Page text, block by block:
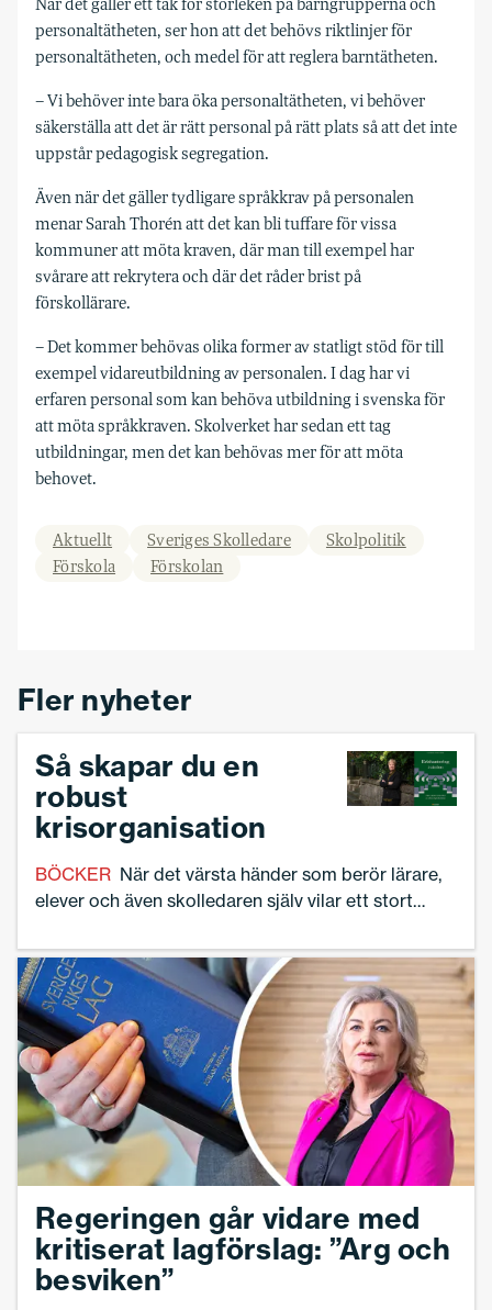
personaltätheten, ser hon att det behövs riktlinjer för
personaltätheten, och medel för att reglera barntätheten.
– Vi behöver inte bara öka personaltätheten, vi behöver
säkerställa att det är rätt personal på rätt plats så att det inte
uppstår pedagogisk segregation.
Även när det gäller tydligare språkkrav på personalen
menar Sarah Thorén att det kan bli tuffare för vissa
kommuner att möta kraven, där man till exempel har
svårare att rekrytera och där det råder brist på
förskollärare.
– Det kommer behövas olika former av statligt stöd för till
exempel vidareutbildning av personalen. I dag har vi
erfaren personal som kan behöva utbildning i svenska för
att möta språkkraven. Skolverket har sedan ett tag
utbildningar, men det kan behövas mer för att möta
behovet.
Aktuellt Sveriges Skolledare
Skolpolitik
Förskola
Förskolan
Fler nyheter
Så skapar du en
robust
krisorganisation
BÖCKER När det värsta händer som berör lärare,
elever och även skolledaren själv vilar ett stort
uppifrån i organisationen, men en del saker
kommer behöva ske i verksamheten. Då är det bra
att vara förberedd, menar Katarina Tingström,
legitimerad psykoterapeut och präst med
erfarenhet av att arbeta med skolor i kris.
Regeringen går vidare med
kritiserat lagförslag: ”Arg och
besviken”